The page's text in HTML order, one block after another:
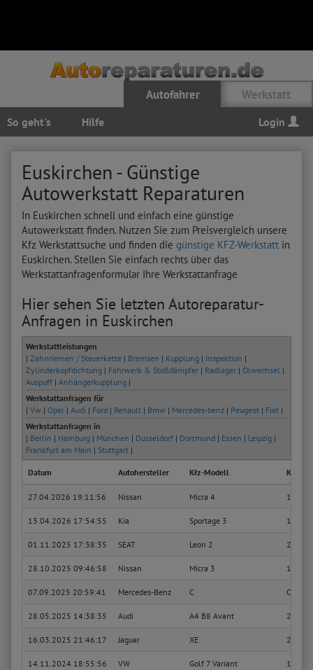
Autofahrer Werkstatt
So geht's Hilfe Login
Euskirchen - Günstige
Autowerkstatt Reparaturen
In Euskirchen schnell und einfach eine günstige
Autowerkstatt finden. Nutzen Sie zum Preisvergleich unsere
Kfz Werkstattsuche und finden die günstige KFZ-Werkstatt in
Euskirchen. Stellen Sie einfach rechts über das
Werkstattanfragenformular Ihre Werkstattanfrage
Hier sehen Sie letzten Autoreparatur-
Anfragen in Euskirchen
Werkstattleistungen
| Zahnriemen / Steuerkette | Bremsen | Kupplung | Inspektion |
Zylinderkopfdichtung | Fahrwerk & Stoßdämpfer | Radlager | Ölwechsel |
Auspuff | Anhängerkupplung |
Werkstattanfragen für
| Vw | Opel | Audi | Ford | Renault | Bmw | Mercedes-benz | Peugeot | Fiat |
Werkstattanfragen in
| Berlin | Hamburg | München | Düsseldorf | Dortmund | Essen | Leipzig |
Frankfurt am Main | Stuttgart |
Datum Autohersteller Kfz-Modell Kfz-Typ
27.04.2026 19:11:56 Nissan Micra 4 1.2
13.04.2026 17:54:55 Kia Sportage 3 1.7
01.11.2025 17:38:35 SEAT Leon 2 2.0 FSI
28.10.2025 09:46:58 Nissan Micra 3 1.2
07.09.2025 20:59:41 Mercedes-Benz C C 220
28.05.2025 14:38:35 Audi A4 B8 Avant 2.0 TDI
16.03.2025 21:46:17 Jaguar XE 2.0 D
14.11.2024 18:55:56 VW Golf 7 Variant 1.6 TDI